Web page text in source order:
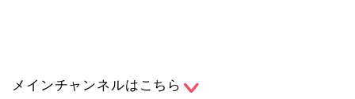
メインチャンネルはこちら